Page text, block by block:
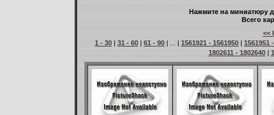
Нажмите на миниатюру
Всего
<<
1 - 30 | 31 - 60 | 61 - 90 | ... | 1561921 - 1561950 | 1561951
1802611 - 1802640|